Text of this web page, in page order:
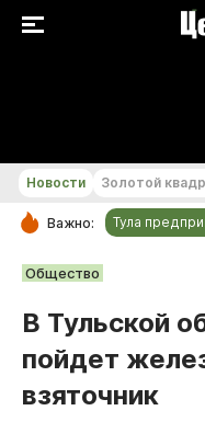
РУБРИКИ
Общество
Культура
Происшествия
Спорт
Новости Золотой
Важно: Тула
Общество
В Тульской
пойдет
взяточник